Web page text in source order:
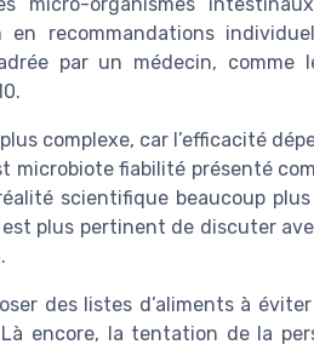
recommandations
par un médecin, comme
complexe, car l’efficacité
microbiote fiabilité présenté
scientifique beaucoup
plus pertinent de discuter
des listes d’aliments à
encore, la tentation de la